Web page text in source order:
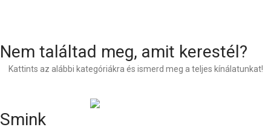
Nem találtad meg, amit kerestél?
Kattints az alábbi kategóriákra és ismerd meg a teljes kínálatunkat!
Smink